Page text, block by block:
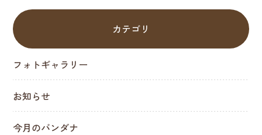
カテゴリ
フォトギャラリー
お知らせ
今月のバンダナ